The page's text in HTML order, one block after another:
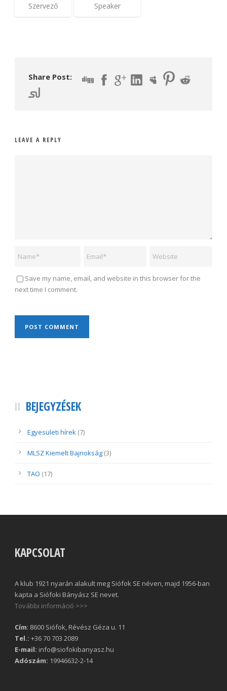
Szervező Speaker
Share Post:
LEAVE A REPLY
Save my name, email, and website in this browser for the
next time I comment.
BEJEGYZÉSEK
Egyesületi hírek (7)
MLSZ Kiemelt Bajnokság (3)
TAO (17)
KAPCSOLAT
A klub 1921 nyarán alakult meg Siófok SE néven, majd 1956-ban
kapta a Siófoki Bányász SE nevet.
További információ >>>
Cím: 8600 Siófok, Révész Géza u. 11
Tel.: +36 70 703 2089
E-mail: info@siofokibanyasz.hu
Adószám: 19946632-2-14